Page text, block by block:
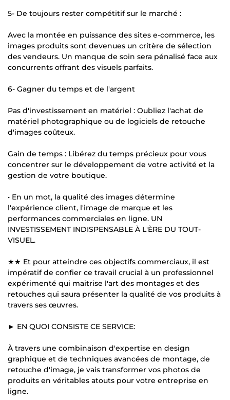
5- De toujours rester compétitif sur le marché :
Avec la montée en puissance des sites e-commerce, les
images produits sont devenues un critère de sélection
des vendeurs. Un manque de soin sera pénalisé face aux
concurrents offrant des visuels parfaits.
6- Gagner du temps et de l'argent
Pas d'investissement en matériel : Oubliez l'achat de
matériel photographique ou de logiciels de retouche
d'images coûteux.
Gain de temps : Libérez du temps précieux pour vous
concentrer sur le développement de votre activité et la
gestion de votre boutique.
• En un mot, la qualité des images détermine
l'expérience client, l'image de marque et les
performances commerciales en ligne. UN
INVESTISSEMENT INDISPENSABLE À L'ÈRE DU TOUT-
VISUEL.
★★ Et pour atteindre ces objectifs commerciaux, il est
impératif de confier ce travail crucial à un professionnel
expérimenté qui maitrise l'art des montages et des
retouches qui saura présenter la qualité de vos produits à
travers ses œuvres.
► EN QUOI CONSISTE CE SERVICE:
À travers une combinaison d'expertise en design
graphique et de techniques avancées de montage, de
retouche d'image, je vais transformer vos photos de
produits en véritables atouts pour votre entreprise en
ligne.